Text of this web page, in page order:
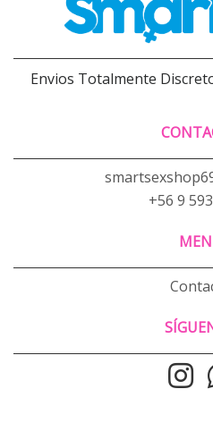
Envios Totalmente
+56 9